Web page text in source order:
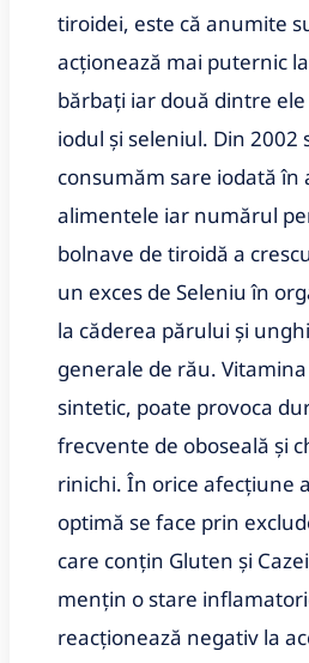
tiroidei, este că anumite
acționează mai puternic
bărbați iar două dintre
iodul și seleniul. Din 2002
consumăm sare iodată
alimentele iar numărul
bolnave de tiroidă a
un exces de Seleniu în
la căderea părului și
generale de rău.
sintetic, poate provoca
frecvente de oboseală și
rinichi. În orice afecțiune
optimă se face prin
care conțin Gluten și
mențin o stare
reacționează negativ la